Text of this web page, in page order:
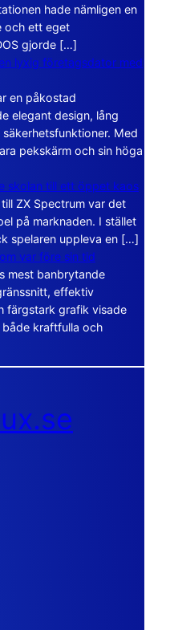
hade nämligen en
och ett eget
gjorde […]
lyxig företagsdator med
en påkostad
elegant design, lång
Med
pekskärm och sin höga
skolan till ett öppet kaos
ZX Spectrum var det
på marknaden. I stället
spelaren uppleva en […]
var före sin tid
mest banbrytande
effektiv
färgstark grafik visade
kraftfulla och